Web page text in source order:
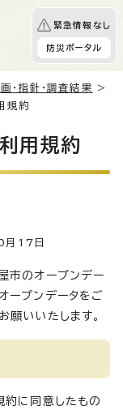
緊急情報なし
防災ポータル
・指針・調査結果
>
規約
用規約
17日
市のオープンデー
ープンデータをご
願いいたします。
約に同意したもの